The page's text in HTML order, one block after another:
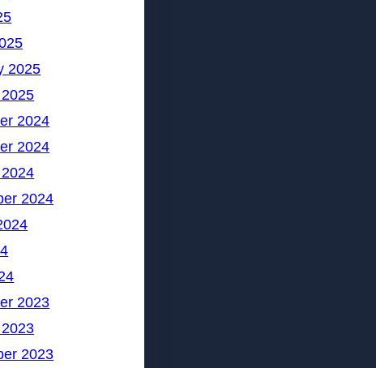
2025
2024
2024
2024
2023
2023